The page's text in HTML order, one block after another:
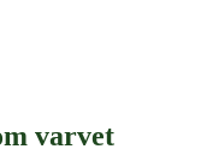
varvet